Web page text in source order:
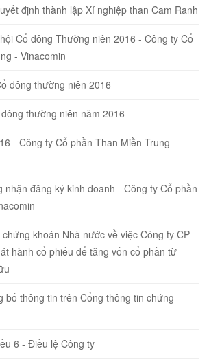
định thành lập Xí nghiệp than Cam Ranh
Cổ đông Thường niên 2016 - Công ty Cổ
- Vinacomin
đông thường niên 2016
thường niên năm 2016
- Công ty Cổ phần Than Miền Trung
nhận đăng ký kinh doanh - Công ty Cổ phần
khoán Nhà nước về việc Công ty CP
hành cổ phiếu để tăng vốn cổ phần từ
bố thông tin trên Cổng thông tin chứng
6 - Điều lệ Công ty